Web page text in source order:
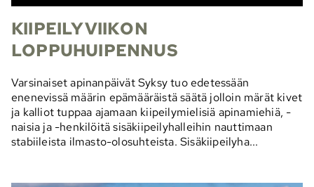
KIIPEILYVIIKON
LOPPUHUIPENNUS
Varsinaiset apinanpäivät Syksy tuo edetessään
enenevissä määrin epämääräistä säätä jolloin märät kivet
ja kalliot tuppaa ajamaan kiipeilymielisiä apinamiehiä, -
naisia ja -henkilöitä sisäkiipeilyhalleihin nauttimaan
stabiileista ilmasto-olosuhteista. Sisäkiipeilyha...